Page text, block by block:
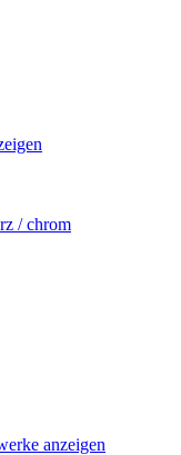
/ chrom
anzeigen